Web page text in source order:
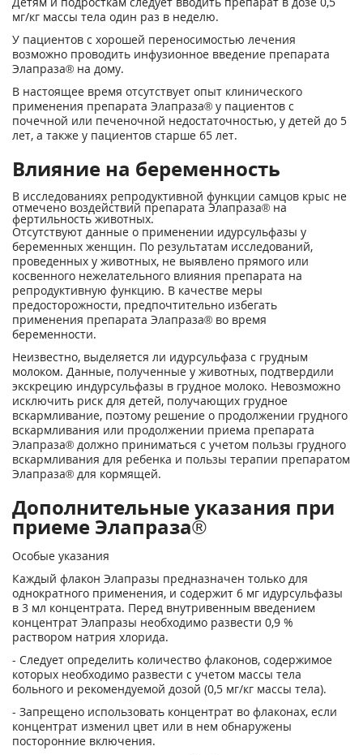
мг/кг массы тела один раз в неделю.
У пациентов с хорошей переносимостью лечения
возможно проводить инфузионное введение препарата
Элапраза® на дому.
В настоящее время отсутствует опыт клинического
применения препарата Элапраза® у пациентов с
почечной или печеночной недостаточностью, у детей до 5
лет, а также у пациентов старше 65 лет.
Влияние на беременность
В исследованиях репродуктивной функции самцов крыс не
отмечено воздействий препарата Элапраза® на
фертильность животных.
Отсутствуют данные о применении идурсульфазы у
беременных женщин. По результатам исследований,
проведенных у животных, не выявлено прямого или
косвенного нежелательного влияния препарата на
репродуктивную функцию. В качестве меры
предосторожности, предпочтительно избегать
применения препарата Элапраза® во время
беременности.
Неизвестно, выделяется ли идурсульфаза с грудным
молоком. Данные, полученные у животных, подтвердили
экскрецию индурсульфазы в грудное молоко. Невозможно
исключить риск для детей, получающих грудное
вскармливание, поэтому решение о продолжении грудного
вскармливания или продолжении приема препарата
Элапраза® должно приниматься с учетом пользы грудного
вскармливания для ребенка и пользы терапии препаратом
Элапраза® для кормящей.
Дополнительные указания при
приеме Элапраза®
Особые указания
Каждый флакон Элапразы предназначен только для
однократного применения, и содержит 6 мг идурсульфазы
в 3 мл концентрата. Перед внутривенным введением
концентрат Элапразы необходимо развести 0,9 %
раствором натрия хлорида.
- Следует определить количество флаконов, содержимое
которых необходимо развести с учетом массы тела
больного и рекомендуемой дозой (0,5 мг/кг массы тела).
- Запрещено использовать концентрат во флаконах, если
концентрат изменил цвет или в нем обнаружены
посторонние включения.